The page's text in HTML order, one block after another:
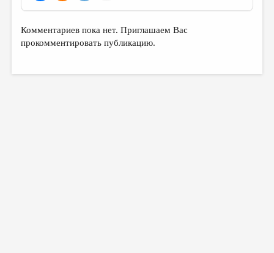
ЭССЕИСТИКА
ЛИТЕРАТУРОВЕДЕНИЕ
КУЛЬТУРОВЕДЕНИЕ
Комментариев пока нет. Приглашаем Вас
прокомментировать публикацию.